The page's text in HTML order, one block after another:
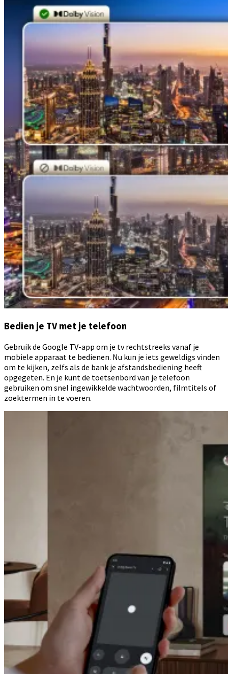
Bedien je TV met je telefoon
Gebruik de Google TV-app om je tv rechtstreeks vanaf je
mobiele apparaat te bedienen. Nu kun je iets geweldigs vinden
om te kijken, zelfs als de bank je afstandsbediening heeft
opgegeten. En je kunt de toetsenbord van je telefoon
gebruiken om snel ingewikkelde wachtwoorden, filmtitels of
zoektermen in te voeren.